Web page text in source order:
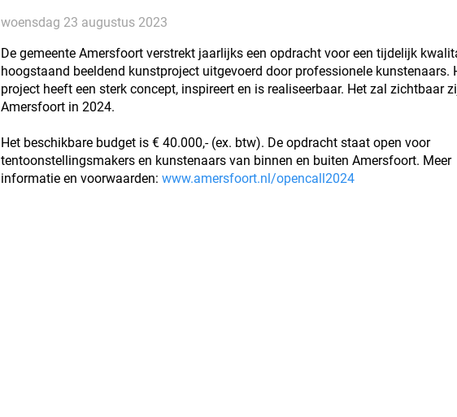
woensdag 23 augustus 2023
De gemeente Amersfoort verstrekt jaarlijks een opdracht voor een tijdelijk
hoogstaand beeldend kunstproject uitgevoerd door professionele kunstenaars.
project heeft een sterk concept, inspireert en is realiseerbaar. Het zal zichtbaar
Amersfoort in 2024.
Het beschikbare budget is € 40.000,- (ex. btw). De opdracht staat open voor
tentoonstellingsmakers en kunstenaars van binnen en buiten Amersfoort. Meer
informatie en voorwaarden: www.amersfoort.nl/opencall2024